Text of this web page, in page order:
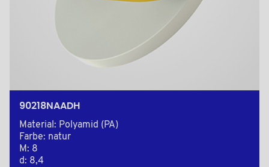
90218NAADH
Material: Polyamid (PA)
Farbe: natur
M: 8
d: 8,4